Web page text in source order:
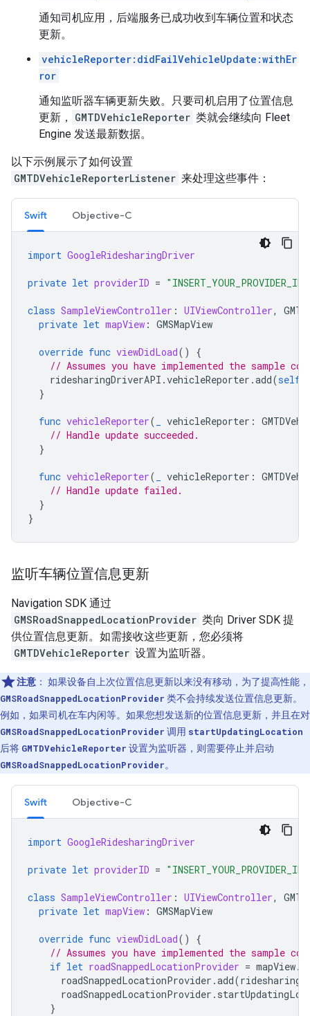
通知司机应用，后端服务已成功收到车辆位置和状态
更新。
vehicleReporter:didFailVehicleUpdate:withEr
ror
通知监听器车辆更新失败。只要司机启用了位置信息
更新，
GMTDVehicleReporter 类就会继续向 Fleet
Engine 发送最新数据。
以下示例展示了如何设置
GMTDVehicleReporterListener 来处理这些事件：
Swift Objective-C
import GoogleRidesharingDriver
private let providerID = "INSERT_YOUR_PROVIDER_ID"
class SampleViewController : UIViewController,
private let mapView : GMSMapView
override func viewDidLoad()
{
// Assumes you have implemented the sample
ridesharingDriverAPI .vehicleReporter .add(self
}
func vehicleReporter( vehicleReporter :
// Handle update succeeded.
}
func vehicleReporter( vehicleReporter :
// Handle update failed.
}
}
监听车辆位置信息更新
Navigation SDK 通过
GMSRoadSnappedLocationProvider 类向 Driver SDK 提
供位置信息更新。如需接收这些更新，您必须将
GMTDVehicleReporter 设置为监听器。
注意 ： 如果设备自上次位置信息更新以来没有移动，为了提高性能，
GMSRoadSnappedLocationProvider 类不会持续发送位置信息更新。
例如，如果司机在车内闲等。如果您想发送新的位置信息更新，并且在对
GMSRoadSnappedLocationProvider 调用 startUpdatingLocation
后将 GMTDVehicleReporter 设置为监听器，则需要停止并启动
GMSRoadSnappedLocationProvider。
Swift Objective-C
import GoogleRidesharingDriver
private let providerID = "INSERT_YOUR_PROVIDER_ID"
class SampleViewController : UIViewController,
private let mapView : GMSMapView
override func viewDidLoad()
{
// Assumes you have implemented the sample
if let roadSnappedLocationProvider = mapView.
roadSnappedLocationProvider .add(
roadSnappedLocationProvider .
}